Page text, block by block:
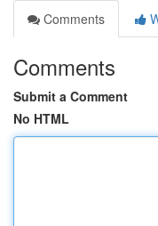
Comments
Comments
Submit a Comment
No HTML